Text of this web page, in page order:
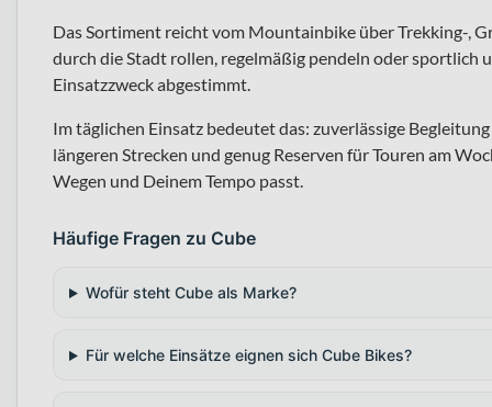
Das Sortiment reicht vom Mountainbike über Trekking-,
durch die Stadt rollen, regelmäßig pendeln oder sportlich
Einsatzzweck abgestimmt.
Im täglichen Einsatz bedeutet das: zuverlässige
längeren Strecken und genug Reserven für Touren am
Wegen und Deinem Tempo passt.
Häufige Fragen zu Cube
Wofür steht Cube als Marke?
Für welche Einsätze eignen sich Cube Bikes?